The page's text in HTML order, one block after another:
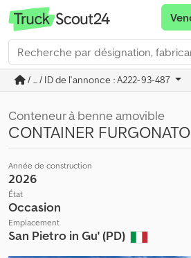
/ ... / ID de l'annonce : A222-93-487
Conteneur à benne amovible
CONTAINER
Année de construction
2026
État
Occasion
Emplacement
San Pietro in Gu' (PD)